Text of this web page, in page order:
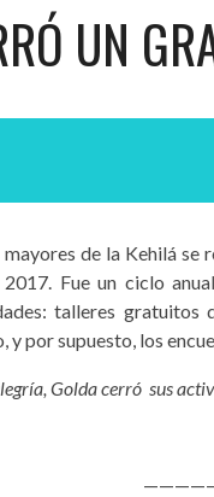
UN
de la Kehilá se
Fue un ciclo
talleres gratuitos
por supuesto, los
Golda cerró sus